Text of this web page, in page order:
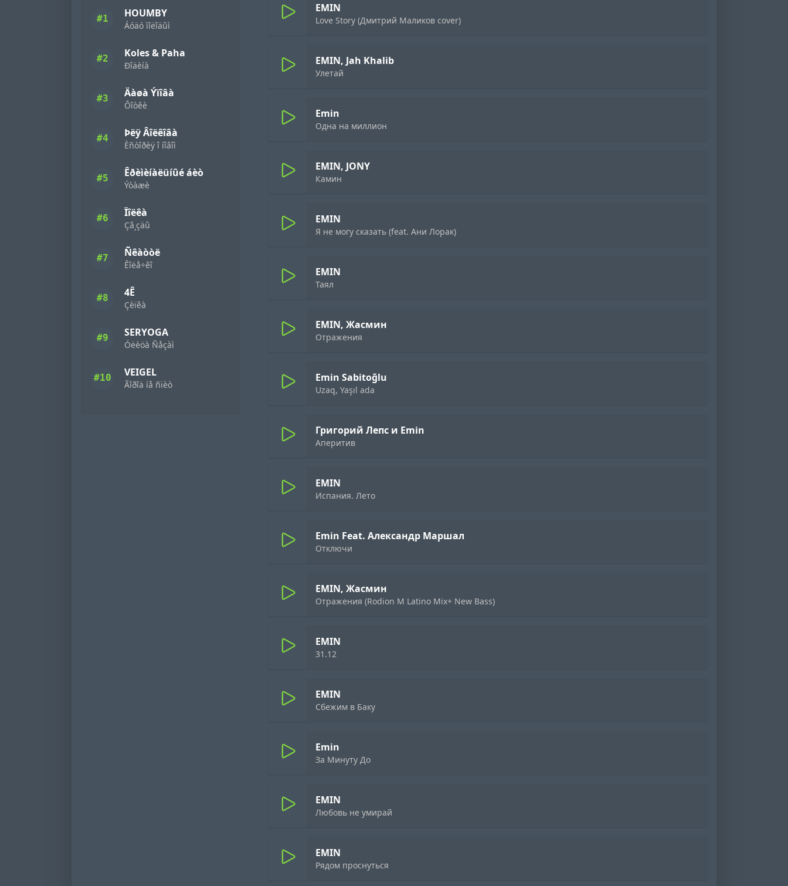
#1 HOUMBY
Áóäó ìîëîäûì
#2 Koles & Paha
Ðîäèíà
#3 Äàøà Ýïîâà
Ôîòêè
#4 Þëÿ Âîëêîâà
Èñòîðèÿ î íîâîì
#5 Êðèìèíàëüíûé áèò
Ýòàæè
#6 Ïîëêà
Çâ¸çäû
#7 Ñêàòòë
Êîëå÷êî
#8 4Ê
Çèïêà
#9 SERYOGA
Óëèöà Ñåçàì
#10 VEIGEL
Ãîðîä íå ñïèò
EMIN
Love Story (Дмитрий Маликов cover)
EMIN, Jah Khalib
Улетай
Emin
Одна на миллион
EMIN, JONY
Камин
EMIN
Я не могу сказать (feat. Ани Лорак)
EMIN
Таял
EMIN, Жасмин
Отражения
Emin Sabitoğlu
Uzaq, Yaşıl ada
Григорий Лепс и Emin
Аперитив
EMIN
Испания. Лето
Emin Feat. Александр Маршал
Отключи
EMIN, Жасмин
Отражения (Rodion M Latino Mix+ New Bass)
EMIN
31.12
EMIN
Сбежим в Баку
Emin
За Минуту До
EMIN
Любовь не умирай
EMIN
Рядом проснуться